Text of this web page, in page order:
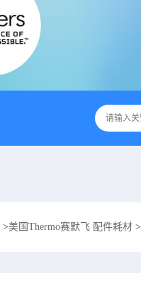
>美国Thermo赛默飞 配件耗材 >